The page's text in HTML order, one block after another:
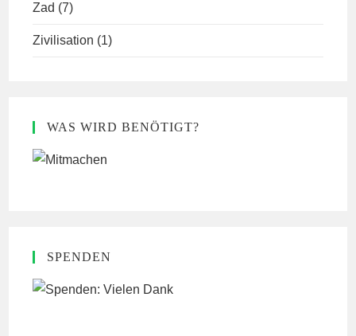
Zad (7)
Zivilisation (1)
WAS WIRD BENÖTIGT?
SPENDEN